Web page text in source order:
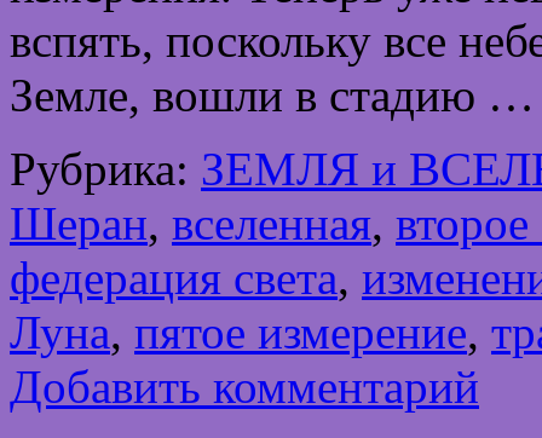
вспять, поскольку все
Земле, вошли в стадию
Рубрика: ЗЕМЛЯ и
Шеран, вселенная,
федерация света,
Луна, пятое измерение,
Добавить комментарий